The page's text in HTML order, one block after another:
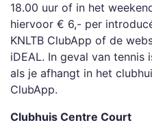
18.00 uur of in het
hiervoor € 6,- per
KNLTB ClubApp of de
iDEAL. In geval van
als je afhangt in het
ClubApp.
Clubhuis Centre Court